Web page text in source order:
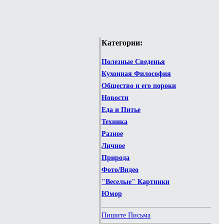
Категории:
Полезные Сведенья
Кухонная Философия
Общество и его пороки
Новости
Еда и Питье
Техника
Разное
Личное
Природа
Фото/Видео
"Веселые" Картинки
Юмор
Пишите Письма